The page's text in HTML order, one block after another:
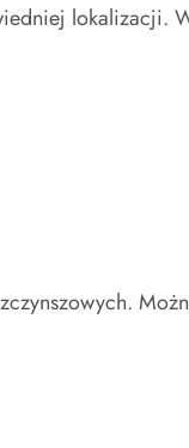
lokalizacji.